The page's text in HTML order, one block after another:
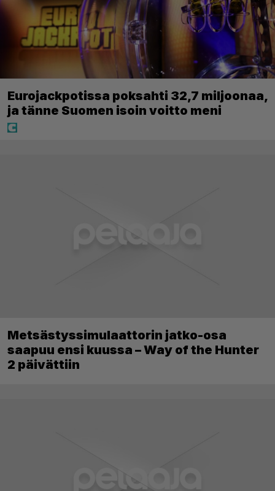
Eurojackpotissa poksahti 32,7 miljoonaa,
ja tänne Suomen isoin voitto meni
Metsästyssimulaattorin jatko-osa
saapuu ensi kuussa – Way of the Hunter
2 päivättiin